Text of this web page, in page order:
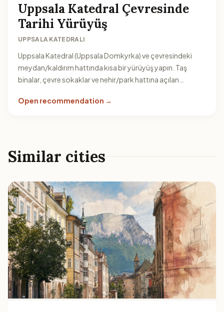
Uppsala Katedral Çevresinde
Tarihi Yürüyüş
UPPSALA KATEDRALI
Uppsala Katedral (Uppsala Domkyrka) ve çevresindeki
meydan/kaldırım hattında kısa bir yürüyüş yapın. Taş
binalar, çevre sokaklar ve nehir/park hattına açılan
Open recommendation →
Similar cities